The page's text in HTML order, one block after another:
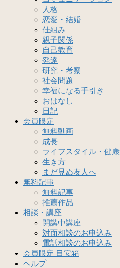
人格
恋愛・結婚
仕組み
親子関係
自己教育
発達
研究・考察
社会問題
幸福になる手引き
おはなし
日記
会員限定
無料動画
成長
ライフスタイル・健康
生き方
まだ見ぬ友人へ
無料記事
無料記事
推薦作品
相談・講座
開講中講座
対面相談のお申込み
電話相談のお申込み
会員限定 目安箱
ヘルプ